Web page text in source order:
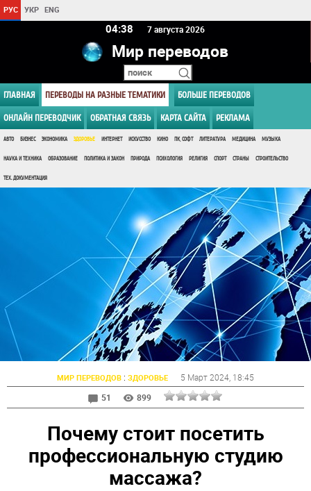
РУС УКР ENG
04 38 7 августа 2026
Мир переводов
ГЛАВНАЯ ПЕРЕВОДЫ НА РАЗНЫЕ ТЕМАТИКИ БОЛЬШЕ ПЕРЕВОДОВ
ОНЛАЙН ПЕРЕВОДЧИК ОБРАТНАЯ СВЯЗЬ КАРТА САЙТА РЕКЛАМА
АВТО БИЗНЕС ЭКОНОМИКА ЗДОРОВЬЕ ИНТЕРНЕТ ИСКУССТВО КИНО ПК, СОФТ ЛИТЕРАТУРА МЕДИЦИНА МУЗЫКА
НАУКА И ТЕХНИКА ОБРАЗОВАНИЕ ПОЛИТИКА И ЗАКОН ПРИРОДА ПСИХОЛОГИЯ РЕЛИГИЯ СПОРТ СТРАНЫ СТРОИТЕЛЬСТВО
ТЕХ. ДОКУМЕНТАЦИЯ
МИР ПЕРЕВОДОВ : ЗДОРОВЬЕ 5 Март 2024 , 18:45
51
899
Почему стоит посетить
профессиональную студию
массажа?